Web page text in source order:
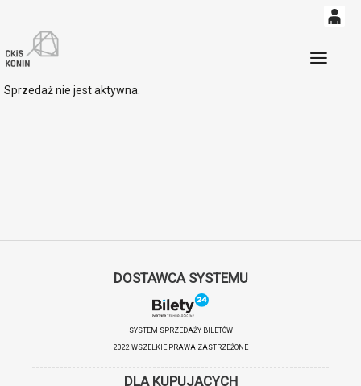
0,00
PLN
Sprzedaż nie jest aktywna.
DOSTAWCA SYSTEMU
SYSTEM SPRZEDAŻY BILETÓW
2022 WSZELKIE PRAWA ZASTRZEŻONE
DLA KUPUJĄCYCH